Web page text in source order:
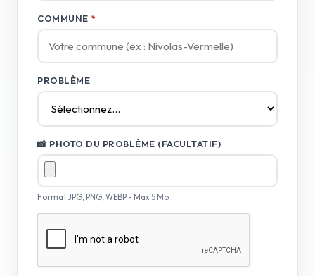
COMMUNE *
PROBLÈME
📸 PHOTO DU PROBLÈME (FACULTATIF)
Format JPG, PNG, WEBP - Max 5 Mo